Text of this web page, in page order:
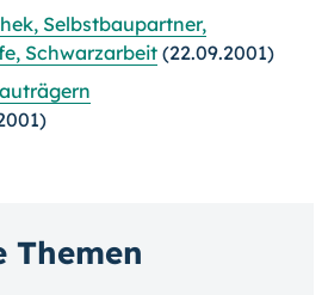
Selbstbaupartner,
Schwarzarbeit (22.09.2001)
Themen